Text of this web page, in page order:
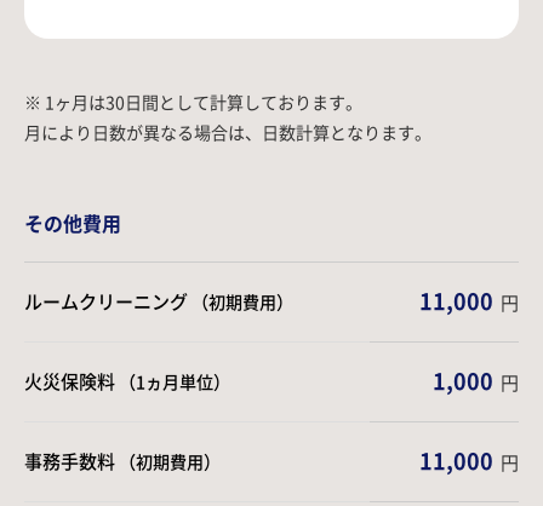
※ 1ヶ月は30日間として計算しております。
月により日数が異なる場合は、日数計算となります。
その他費用
ルームクリーニング （初期費用） 11,000 円
火災保険料 （1ヵ月単位） 1,000 円
事務手数料 （初期費用） 11,000 円